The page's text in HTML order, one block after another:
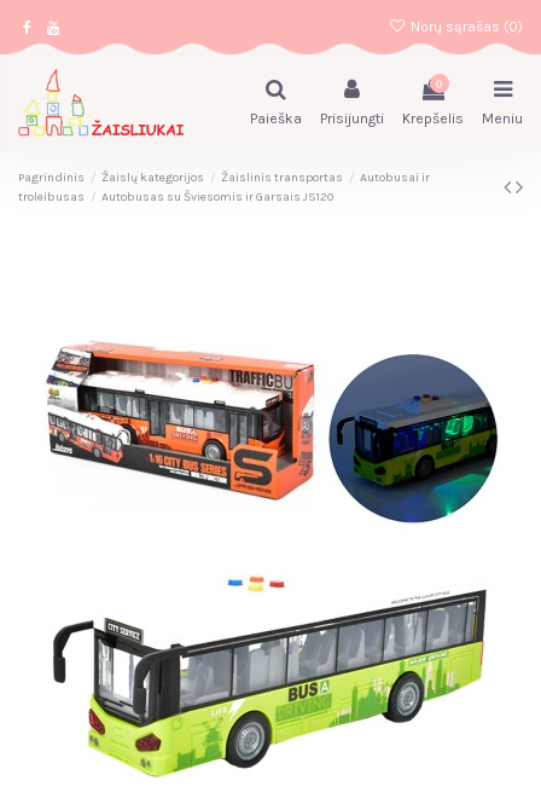
Norų sąrašas (0)
Paieška Prisijungti
0
Krepšelis Meniu
Pagrindinis Žaislų kategorijos Žaislinis transportas
Autobusai ir
troleibusas
Autobusas su Šviesomis ir Garsais JS120